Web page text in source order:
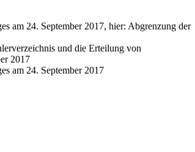
am 24. September 2017, hier: Abgrenzung der
und die Erteilung von
2017
am 24. September 2017